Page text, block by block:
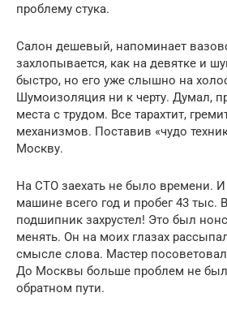
проблему стука.
Салон дешевый, напоминает
захлопывается, как на девятке и
быстро, но его уже слышно на
Шумоизоляция ни к черту. Думал,
места с трудом. Все тарахтит,
механизмов. Поставив «чудо
Москву.
На СТО заехать не было времени.
машине всего год и пробег 43 тыс.
подшипник захрустел! Это был
менять. Он на моих глазах
смысле слова. Мастер
До Москвы больше проблем не
обратном пути.